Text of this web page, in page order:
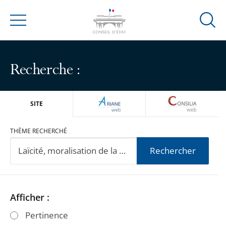
Menu
Ouvrir
Recherche :
SITE ARIANEWEB
THÈME RECHERCHÉ
Rechercher
Passer
les
Passer
les
Afficher :
Pertinence